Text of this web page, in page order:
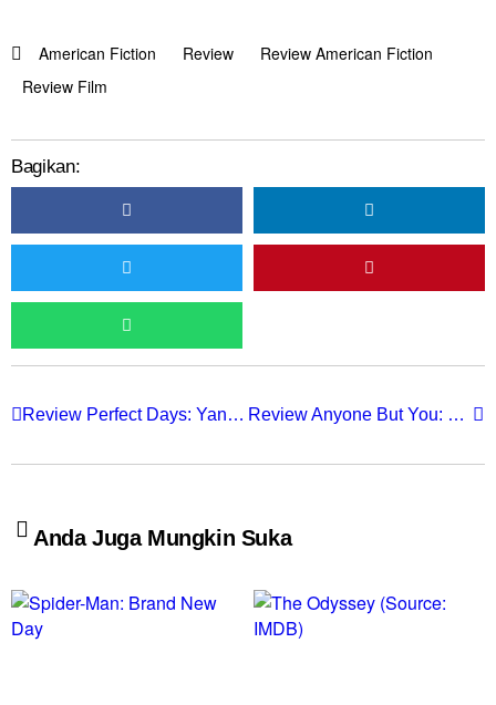
American Fiction Review
Review American Fiction
Review Film
Bagikan:
Review Perfect Days: Yang Tidak Dibicarakan Ketika Bicara Masa Tua Review Anyone But You: Romcom Generik Dengan Duo Gak Asyik
Anda Juga Mungkin Suka